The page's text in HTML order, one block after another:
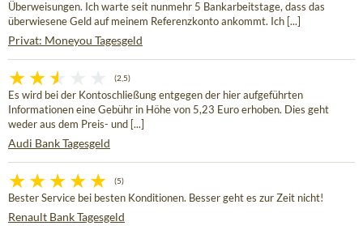
Überweisungen. Ich warte seit nunmehr 5 Bankarbeitstage, dass das
überwiesene Geld auf meinem Referenzkonto ankommt. Ich [...]
Privat: Moneyou Tagesgeld
(2,5)
Es wird bei der Kontoschließung entgegen der hier aufgeführten
Informationen eine Gebühr in Höhe von 5,23 Euro erhoben. Dies geht
weder aus dem Preis- und [...]
Audi Bank Tagesgeld
(5)
Bester Service bei besten Konditionen. Besser geht es zur Zeit nicht!
Renault Bank Tagesgeld